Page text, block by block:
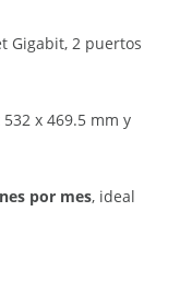
Gigabit, 2 puertos
x 469.5 mm y
por mes, ideal